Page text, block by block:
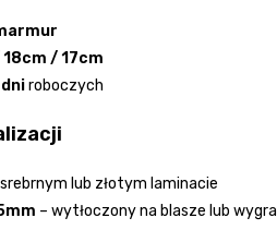
/ 17cm
roboczych
lub złotym laminacie
– wytłoczony na blasze lub